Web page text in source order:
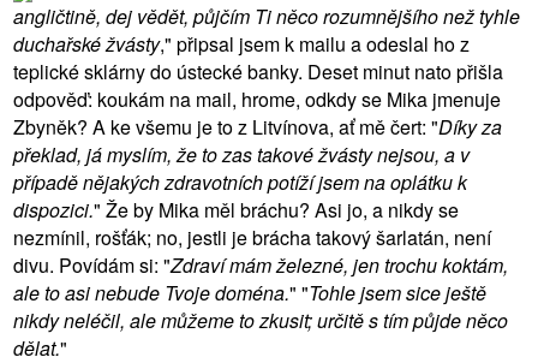
angličtině, dej vědět, půjčím Ti něco rozumnějšího než tyhle
duchařské žvásty," připsal jsem k mailu a odeslal ho z
teplické sklárny do ústecké banky. Deset minut nato přišla
odpověď: koukám na mail, hrome, odkdy se Mika jmenuje
Zbyněk? A ke všemu je to z Litvínova, ať mě čert: "Díky za
překlad, já myslím, že to zas takové žvásty nejsou, a v
případě nějakých zdravotních potíží jsem na oplátku k
dispozici." Že by Mika měl bráchu? Asi jo, a nikdy se
nezmínil, rošťák; no, jestli je brácha takový šarlatán, není
divu. Povídám si: "Zdraví mám železné, jen trochu koktám,
ale to asi nebude Tvoje doména." "Tohle jsem sice ještě
nikdy neléčil, ale můžeme to zkusit; určitě s tím půjde něco
dělat."